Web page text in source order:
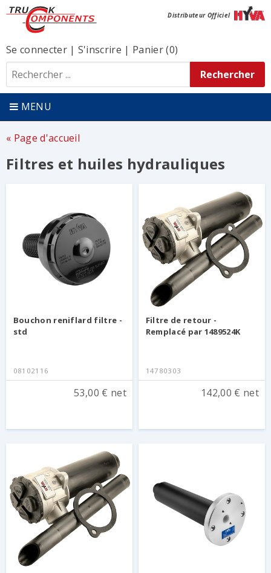
Distributeur Officiel
Se connecter| S'inscrire | Panier (0)
MENU
Page d'accueil
Filtres et huiles hydrauliques
Bouchon reniflard filtre -
std
08102116
53,00 € net
Filtre de retour -
Remplacé par 1489524K
14780303
142,00 € net